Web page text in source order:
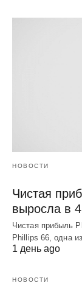
НОВОСТИ
Чистая
выросла в
Чистая прибыль
Phillips 66, одна
1 день ago
НОВОСТИ